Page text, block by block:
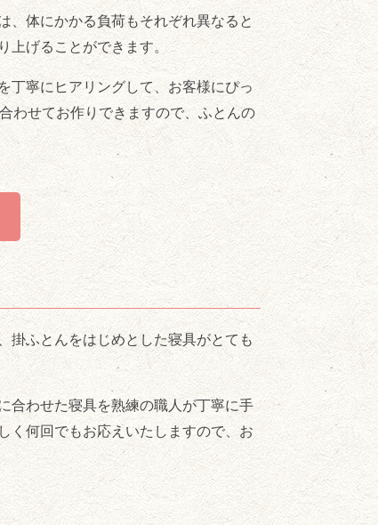
、体にかかる負荷もそれぞれ異なると
げることができます。
丁寧にヒアリングして、お客様にぴっ
わせてお作りできますので、ふとんの
掛ふとんをはじめとした寝具がとても
合わせた寝具を熟練の職人が丁寧に手
く何回でもお応えいたしますので、お